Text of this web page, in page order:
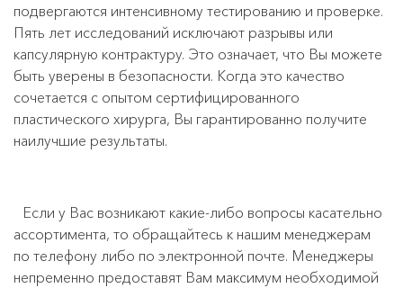
подвергаются интенсивному тестированию и проверке.
Пять лет исследований исключают разрывы или
капсулярную контрактуру. Это означает, что Вы можете
быть уверены в безопасности. Когда это качество
сочетается с опытом сертифицированного
пластического хирурга, Вы гарантированно получите
наилучшие результаты.
Если у Вас возникают какие-либо вопросы касательно
ассортимента, то обращайтесь к нашим менеджерам
по телефону либо по электронной почте. Менеджеры
непременно предоставят Вам максимум необходимой